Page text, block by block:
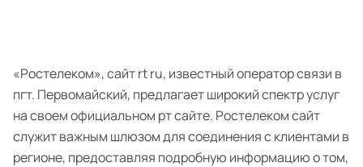
«Ростелеком», сайт rt ru, известный оператор связи в
пгт. Первомайский, предлагает широкий спектр услуг
на своем официальном рт сайте. Ростелеком сайт
служит важным шлюзом для соединения с клиентами в
регионе, предоставляя подробную информацию о том,